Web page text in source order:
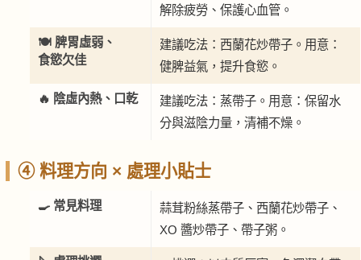
解除疲勞、保護心血管。
🍽️ 脾胃虛弱、
食慾欠佳
建議吃法：西蘭花炒帶子。用意：
健脾益氣，提升食慾。
🔥 陰虛內熱、口乾
建議吃法：蒸帶子。用意：保留水
分與滋陰力量，清補不燥。
④ 料理方向 × 處理小貼士
🍳 常見料理
蒜茸粉絲蒸帶子、西蘭花炒帶子、
XO 醬炒帶子、帶子粥。